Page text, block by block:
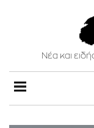
Νέα και